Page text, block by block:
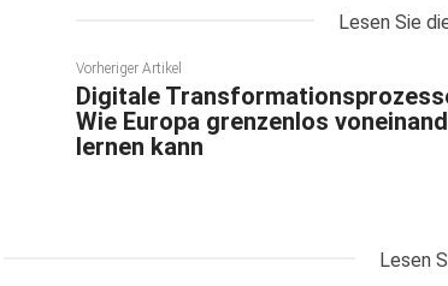
Lesen Sie
Vorheriger Artikel
Digitale
Wie Europa grenzenlos
lernen kann
Lesen